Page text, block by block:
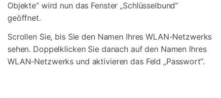
Objekte“ wird nun das Fenster „Schlüsselbund“
geöffnet.
Scrollen Sie, bis Sie den Namen Ihres WLAN-Netzwerks
sehen. Doppelklicken Sie danach auf den Namen Ihres
WLAN-Netzwerks und aktivieren das Feld „Passwort“.